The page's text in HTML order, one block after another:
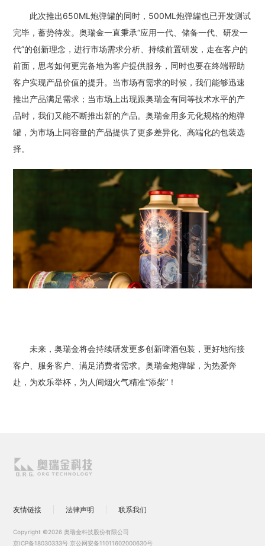
此次推出650ML炮弹罐的同时，500ML炮弹罐也已开发测试
完毕，蓄势待发。奥瑞金一直秉承“应用一代、储备一代、研发一
代”的创新理念，进行市场需求分析、持续前置研发，走在客户的
前面，思考如何更完备地为客户提供服务，同时也要在终端帮助
客户实现产品价值的提升。当市场有需求的时候，我们能够迅速
推出产品满足需求；当市场上出现跟奥瑞金有同等技术水平的产
品时，我们又能不断推出新的产品。奥瑞金用多元化规格的炮弹
罐，为市场上同容量的产品提供了更多差异化、高端化的包装选
择。
未来，奥瑞金将会持续研发更多创新啤酒包装，更好地衔接
客户、服务客户、满足消费者需求。奥瑞金炮弹罐，为热爱奔
赴，为欢乐举杯，为人间烟火气精准“添柴”！
友情链接 法律声明 联系我们
Copyright ©2026 奥瑞金科技股份有限公司
京ICP备18030333号 京公网安备11011602000630号